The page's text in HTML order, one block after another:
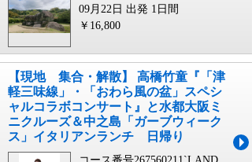
09月22日 出発 1日間
￥16,800
【現地 集合・解散】 高橋竹童『「津
軽三味線」・「おわら風の盆」スペシ
ャルコラボコンサート』と水都大阪ミ
ニクルーズ＆中之島「ガーブウィーク
ス」イタリアンランチ 日帰り